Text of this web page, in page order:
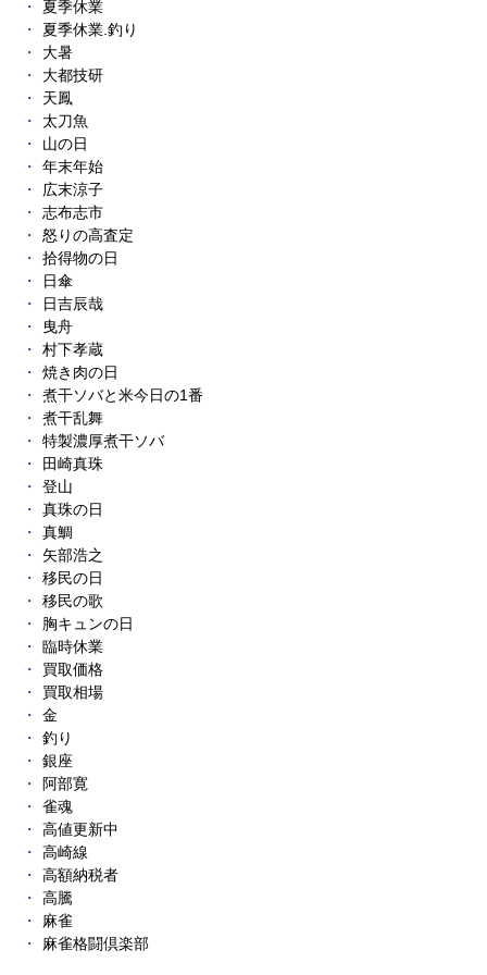
夏季休業
夏季休業.釣り
大暑
大都技研
天鳳
太刀魚
山の日
年末年始
広末涼子
志布志市
怒りの高査定
拾得物の日
日傘
日吉辰哉
曳舟
村下孝蔵
焼き肉の日
煮干ソバと米今日の1番
煮干乱舞
特製濃厚煮干ソバ
田崎真珠
登山
真珠の日
真鯛
矢部浩之
移民の日
移民の歌
胸キュンの日
臨時休業
買取価格
買取相場
金
釣り
銀座
阿部寛
雀魂
高値更新中
高崎線
高額納税者
高騰
麻雀
麻雀格闘倶楽部